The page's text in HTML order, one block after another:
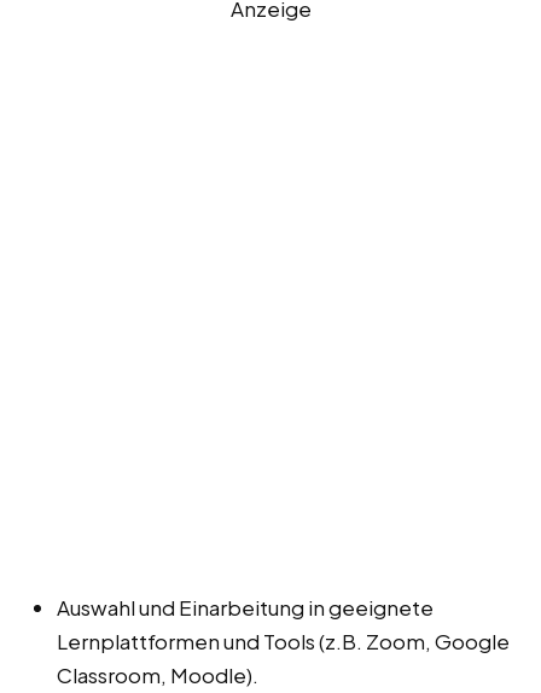
Anzeige
Auswahl und Einarbeitung in geeignete
Lernplattformen und Tools (z.B. Zoom, Google
Classroom, Moodle).